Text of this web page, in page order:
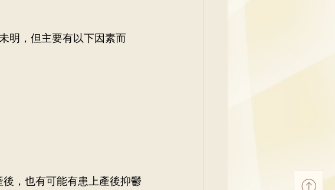
明，但主要有以下因素而
，也有可能有患上產後抑鬱